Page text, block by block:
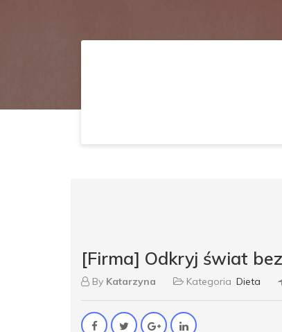
[Firma] Odkryj świat
By Katarzyna Kategoria Dieta